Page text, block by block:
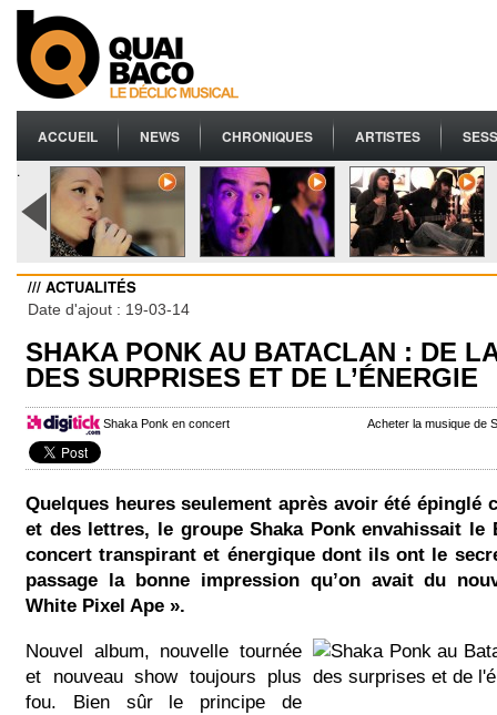
ACCUEIL NEWS CHRONIQUES ARTISTES
.
/// ACTUALITÉS
Date d'ajout : 19-03-14
SHAKA PONK AU BATACLAN : DE
DES SURPRISES ET DE L’ÉNERGIE
Shaka Ponk en concert Acheter la musique de
Quelques heures seulement après avoir été épinglé
et des lettres, le groupe Shaka Ponk envahissait le
concert transpirant et énergique dont ils ont le
passage la bonne impression qu’on avait du
White Pixel Ape ».
Nouvel album, nouvelle tournée
et nouveau show toujours plus
fou. Bien sûr le principe de